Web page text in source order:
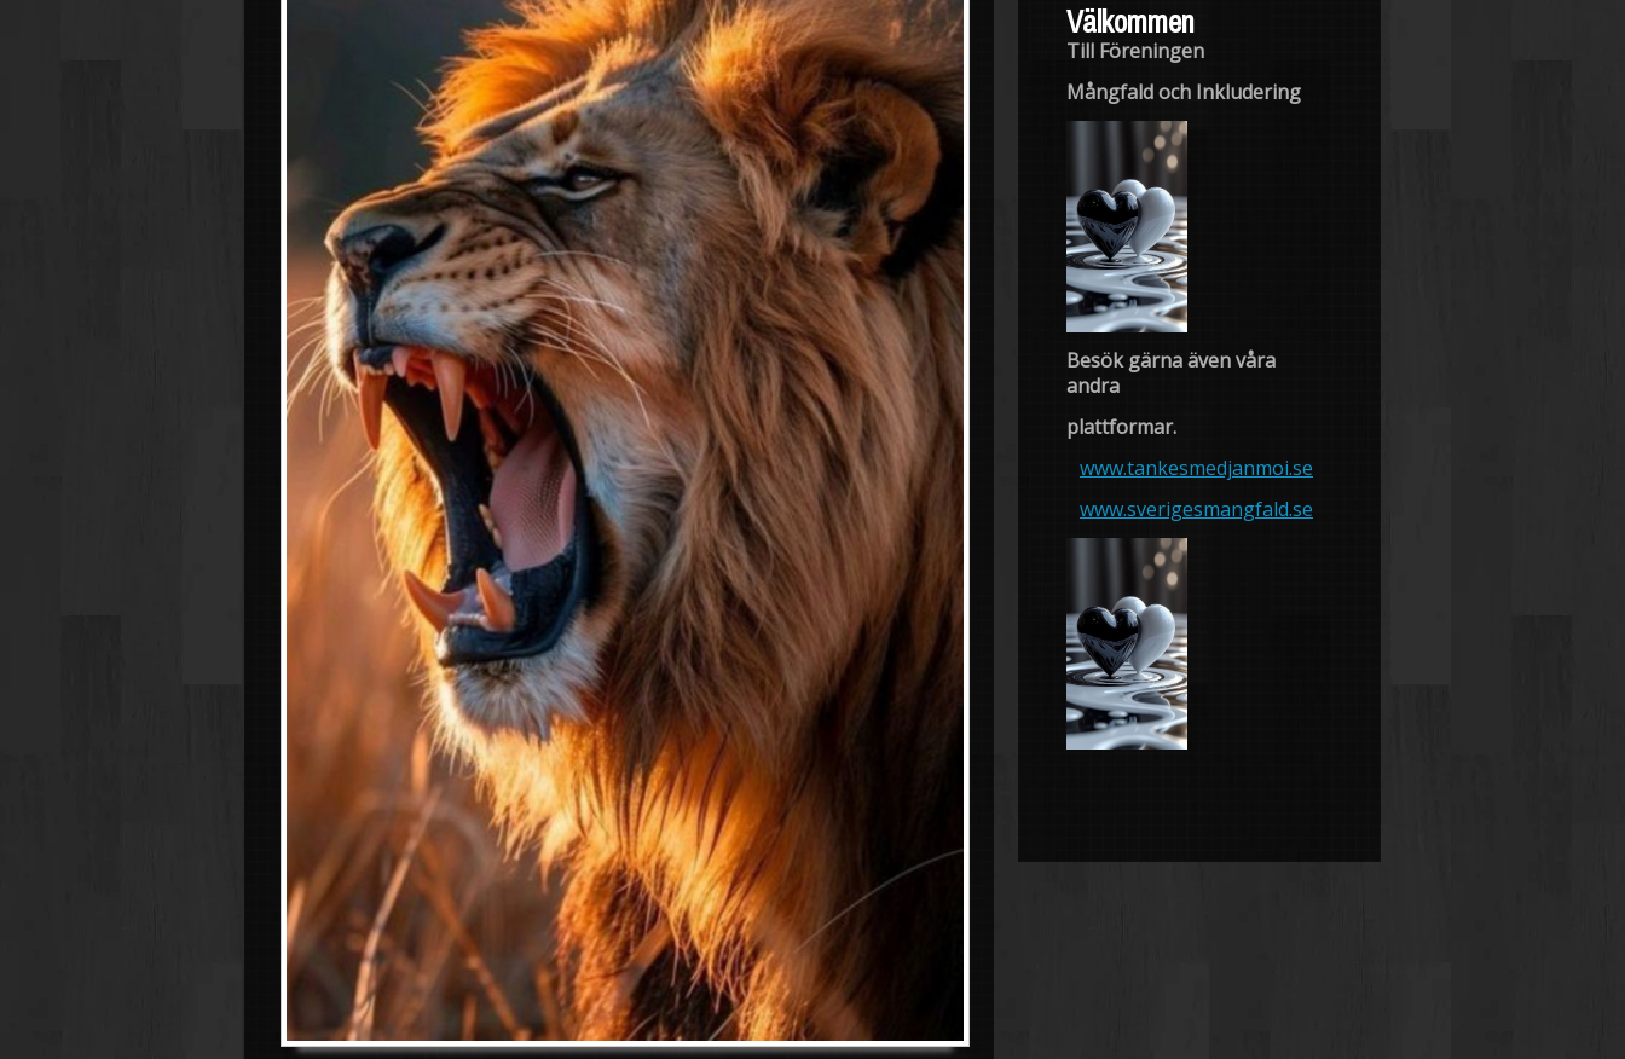
Välkommen
Till Föreningen
Mångfald och Inkludering
Besök gärna även våra
andra
plattformar.
www.tankesmedjanmoi.se
www.sverigesmangfald.se